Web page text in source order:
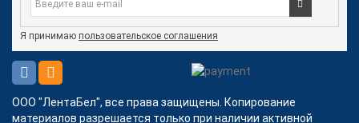
Я принимаю пользовательское соглашения
ООО "ЛентаБел", все права защищены. Копирование
материалов разрешается только при наличии активной